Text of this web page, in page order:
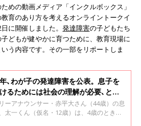
めの動画メディア「インクルボックス」
育のあり方を考えるオンライントークイ
に開催しました。 発達障害の子どもたち
どもが健やかに育つために、教育現場に
う内容です。その一部をリポートしま
､わが子の発達障害を公表。息子を
るためには社会の理解が必要､と動
したワケ【フリーアナウンサー・赤
】
ーアナウンサー・赤平大さん（44歳）の息
太一くん（仮名・12歳）は、4歳のとき発